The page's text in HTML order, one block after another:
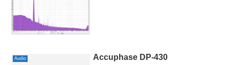
Audio Accuphase DP-430